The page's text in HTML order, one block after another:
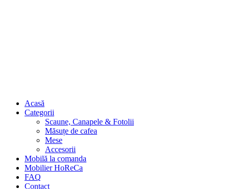
Acasă
Categorii
Scaune, Canapele & Fotolii
Măsuțe de cafea
Mese
Accesorii
Mobilă la comanda
Mobilier HoReCa
FAQ
Contact